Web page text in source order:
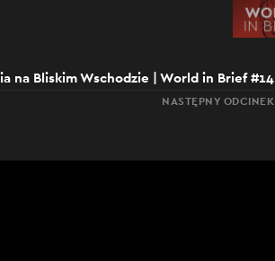
na Bliskim Wschodzie | World in Brief #14
NASTĘPNY ODCINEK